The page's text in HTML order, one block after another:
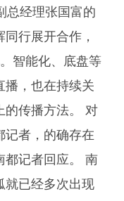
总经理张国富的
行展开合作，
智能化、底盘等
播，也在持续关
的传播方法。 对
记者，的确存在
都记者回应。 南
就已经多次出现